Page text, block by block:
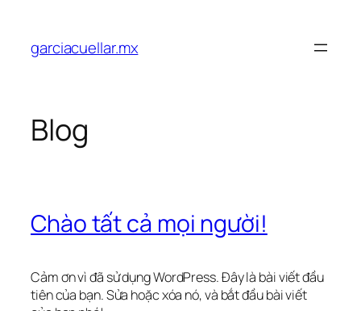
phầngarciacuellar.mx
Blog
Chào tất cả mọi người!
Cảm ơn vì đã sử dụng WordPress. Đây là bài viết đầu
tiên của bạn. Sửa hoặc xóa nó, và bắt đầu bài viết